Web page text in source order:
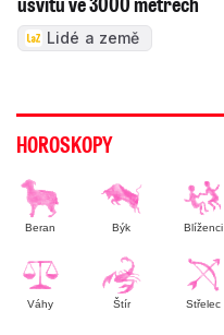
Lidé a země
HOROSKOPY
Beran Býk Blíženci
Váhy Štír Střelec